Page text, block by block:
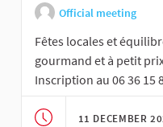
Official meeting
Fêtes locales et
gourmand et à petit
Inscription au 06 36 15
11 DECEMBER